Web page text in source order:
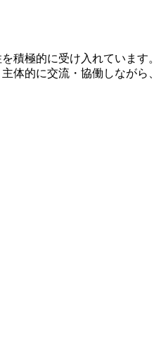
積極的に受け入れています。
体的に交流・協働しながら